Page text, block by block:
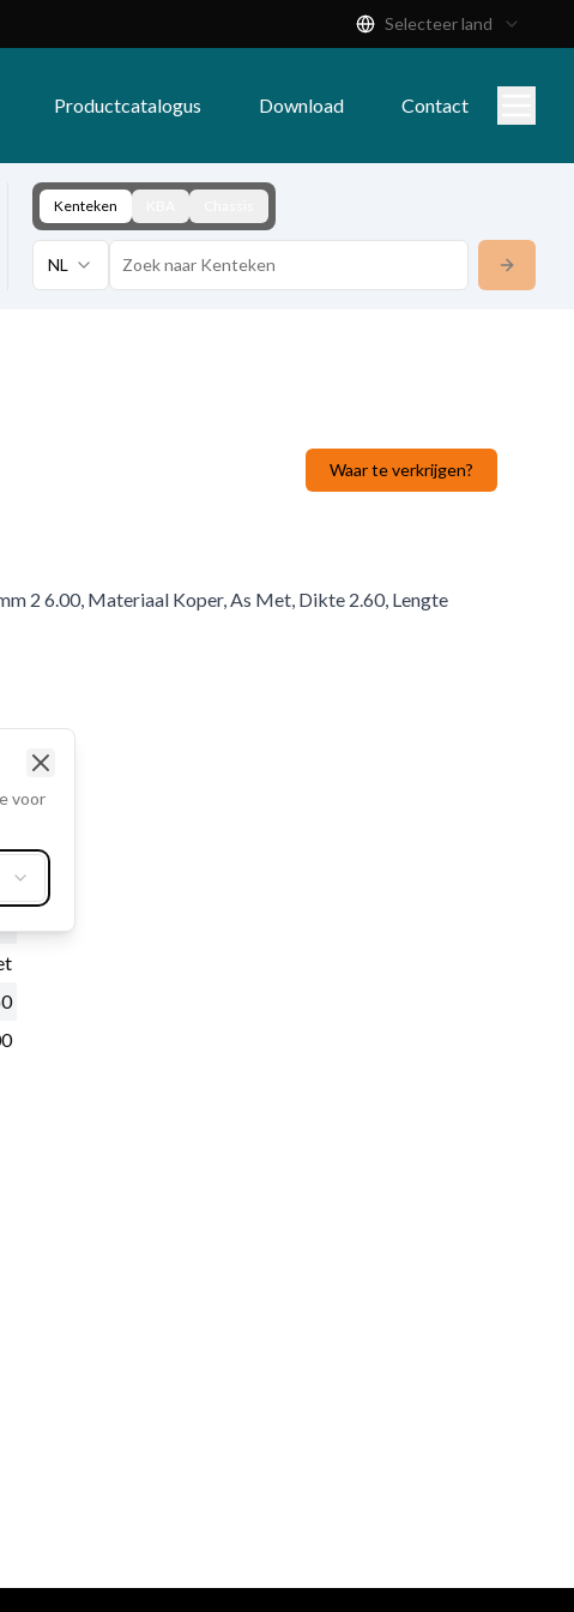
Selecteer land
Productcatalogus Download Contact
Kenteken
NL
Waar te verkrijgen?
2 6.00, Materiaal Koper, As Met, Dikte 2.60, Lengte
voor